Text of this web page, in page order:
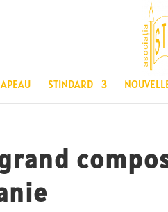
STINDARD